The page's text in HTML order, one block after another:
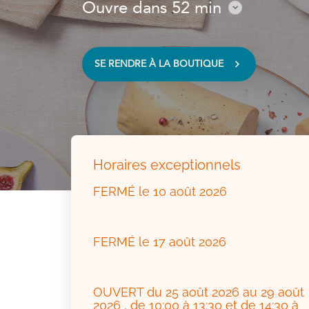
Ouvre dans 52 min
Consulter
SE RENDRE À LA BOUTIQUE
VOIR
SUR
CARTE
Horaires exceptionnels
FERMÉ le 10 août 2026
FERMÉ le 17 août 2026
OUVERT du 25 août 2026 au 29 août
2026 , de 10:00 à 13:30 et de 14:30 à